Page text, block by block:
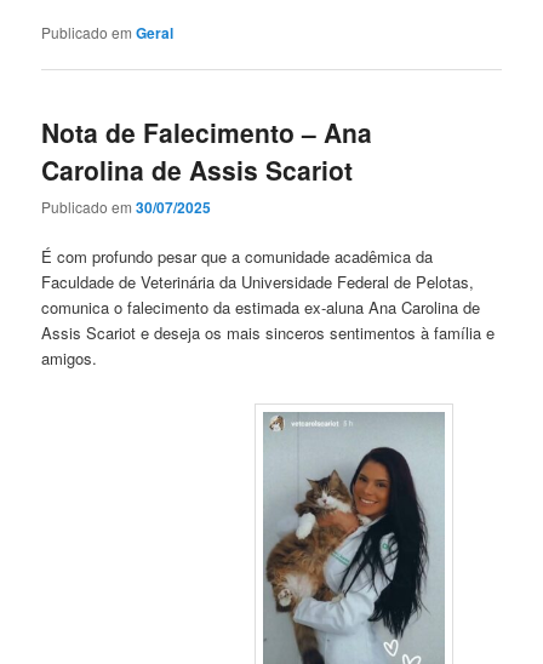
Publicado em Geral
Nota de Falecimento – Ana
Carolina de Assis Scariot
Publicado em30/07/2025
É com profundo pesar que a comunidade acadêmica da
Faculdade de Veterinária da Universidade Federal de Pelotas,
comunica o falecimento da estimada ex-aluna Ana Carolina de
Assis Scariot e deseja os mais sinceros sentimentos à família e
amigos.